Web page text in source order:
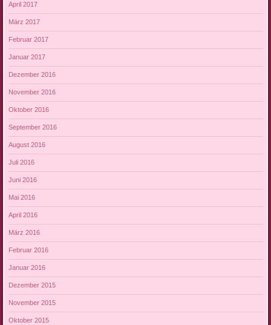
April 2017
März 2017
Februar 2017
Januar 2017
Dezember 2016
November 2016
Oktober 2016
September 2016
August 2016
Juli 2016
Juni 2016
Mai 2016
April 2016
März 2016
Februar 2016
Januar 2016
Dezember 2015
November 2015
Oktober 2015